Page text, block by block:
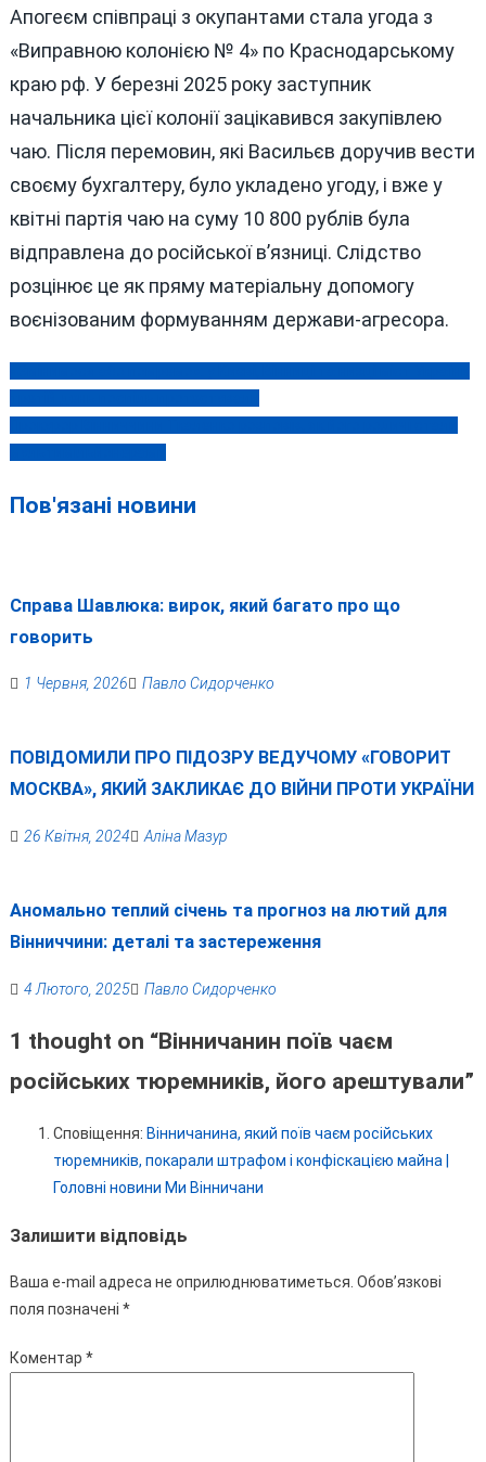
Апогеєм співпраці з окупантами стала угода з
«Виправною колонією № 4» по Краснодарському
краю рф. У березні 2025 року заступник
начальника цієї колонії зацікавився закупівлею
чаю. Після перемовин, які Васильєв доручив вести
своєму бухгалтеру, було укладено угоду, і вже у
квітні партія чаю на суму 10 800 рублів була
відправлена до російської в’язниці. Слідство
розцінює це як пряму матеріальну допомогу
воєнізованим формуванням держави-агресора.
Навігація
записів
Пов'язані новини
Справа Шавлюка: вирок, який багато про що
говорить
1 Червня, 2026 Павло Сидорченко
ПОВІДОМИЛИ ПРО ПІДОЗРУ ВЕДУЧОМУ «ГОВОРИТ
МОСКВА», ЯКИЙ ЗАКЛИКАЄ ДО ВІЙНИ ПРОТИ УКРАЇНИ
26 Квітня, 2024 Аліна Мазур
Аномально теплий січень та прогноз на лютий для
Вінниччини: деталі та застереження
4 Лютого, 2025 Павло Сидорченко
1 thought on “Вінничанин поїв чаєм
російських тюремників, його арештували”
Сповіщення: Вінничанина, який поїв чаєм російських
тюремників, покарали штрафом і конфіскацією майна |
Головні новини Ми Вінничани
Залишити відповідь
Ваша e-mail адреса не оприлюднюватиметься. Обов’язкові
поля позначені *
Коментар *